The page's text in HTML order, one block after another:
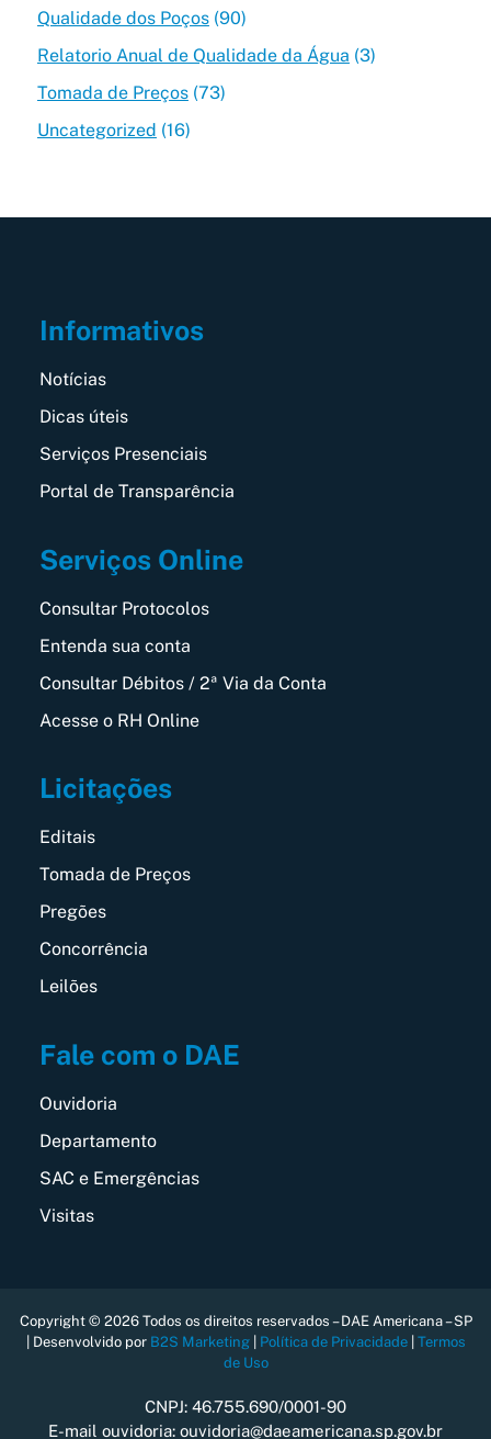
Qualidade dos Poços(90)
Relatorio Anual de Qualidade da Água (3)
Tomada de Preços(73)
Uncategorized (16)
Informativos
Notícias
Dicas úteis
Serviços Presenciais
Portal de Transparência
Serviços Online
Consultar Protocolos
Entenda sua conta
Consultar Débitos / 2ª Via da Conta
Acesse o RH Online
Licitações
Editais
Tomada de Preços
Pregões
Concorrência
Leilões
Fale com o DAE
Ouvidoria
Departamento
SAC e Emergências
Visitas
Copyright © 2026 Todos os direitos reservados – DAE Americana – SP
| Desenvolvido por B2S Marketing| Política de Privacidade| Termos
de Uso
CNPJ: 46.755.690/0001-90
E-mail ouvidoria: ouvidoria@daeamericana.sp.gov.br